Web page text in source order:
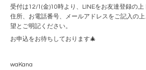
受付は12/1(金)10時より、LINEをお友達登録の
住所、お電話番号、メールアドレスをご記入の
望とご明記ください。
お申込をお待ちしております🎄
waKana